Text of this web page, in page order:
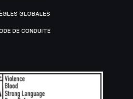
GLOBALES
DE CONDUITE